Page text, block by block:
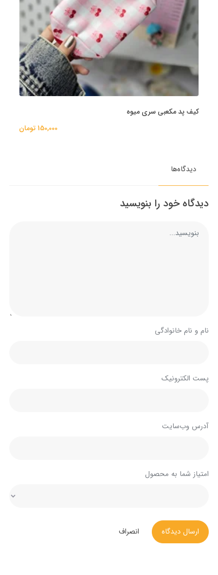
کیف پد مکعبی سری میوه
150,000 تومان
دیدگاه‌ها
دیدگاه خود را بنویسید
نام و نام خانوادگی
پست الکترونیک
آدرس وب‌سایت
امتیاز شما به محصول
ارسال دیدگاه انصراف